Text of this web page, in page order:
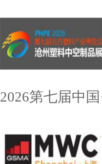
2026第七届中